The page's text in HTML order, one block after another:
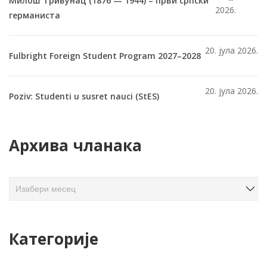
германиста
2026.
Fulbright Foreign Student Program 2027–2028 20. јула 2026.
Poziv: Studenti u susret nauci (StES) 20. јула 2026.
Архива чланака
в
Категорије